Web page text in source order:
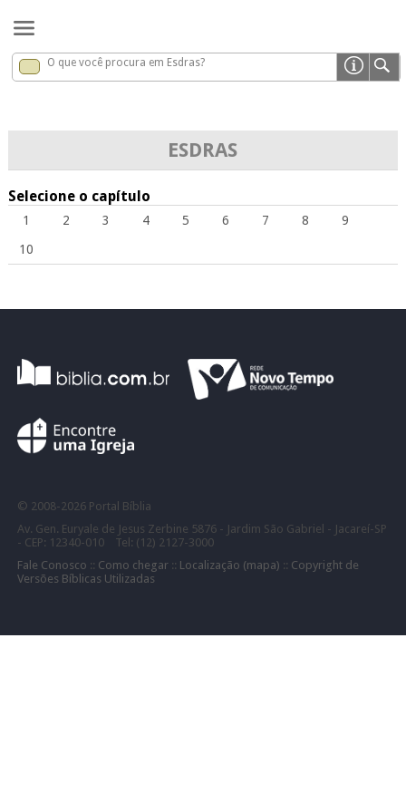
Esdras x
O que você procura em Esdras?
ESDRAS
Selecione o capítulo
1 2 3 4 5 6 7 8
9
10
© 2008- 2026 Portal Bíblia
Av. Gen. Euryale de Jesus Zerbine 5876 - Jardim São Gabriel - Jacareí-SP
- CEP: 12340-010 Tel: (12) 2127-3000
Fale Conosco :: Como chegar:: Localização (mapa) :: Copyright de
Versões Bíblicas Utilizadas